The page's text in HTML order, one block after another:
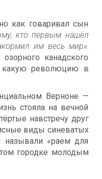
как говаривал сын
кто первым нашёл
им весь мир».
канадского
какую революцию в
Верноне —
стояла на вечной
навстречу друг
виды синеватых
называли «раем для
городке молодым